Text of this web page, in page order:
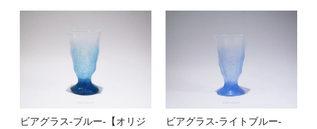
ビアグラス-ブルー-【オリジ
ビアグラス-ライトブルー-